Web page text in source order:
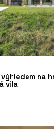
na
vila